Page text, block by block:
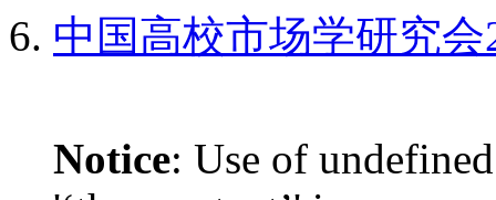
中国高校市场学研究会
Notice: Use of